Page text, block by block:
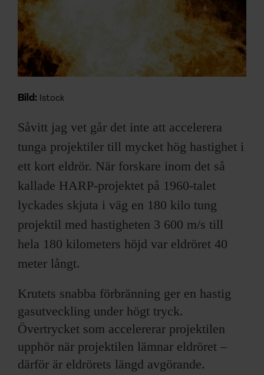
PRENUMERERA PÅ F&F
ANNONSERA I F&F
Bild: Istock
Såvitt jag vet går det inte att accelerera
tunga projektiler till mycket hög hastighet i
ett kort eldrör. När forskare inom det så
kallade HARP-projektet på 1960-talet
lyckades skjuta i väg en 180 kilo tung
projektil med hastigheten 3 600 m/s till
hela 180 kilometers höjd var eldröret 40
meter långt.
Krutets snabba förbränning ger en hastig
gasutveckling under högt tryck.
Övertrycket som accelererar projektilen
upphör när projektilen lämnar eldröret –
därför är eldrörets längd avgörande.